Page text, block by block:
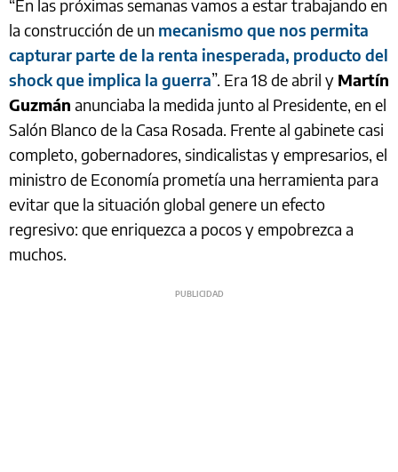
“En las próximas semanas vamos a estar trabajando en
la construcción de un mecanismo que nos permita
capturar parte de la renta inesperada, producto del
shock que implica la guerra”. Era 18 de abril y Martín
Guzmán anunciaba la medida junto al Presidente, en el
Salón Blanco de la Casa Rosada. Frente al gabinete casi
completo, gobernadores, sindicalistas y empresarios, el
ministro de Economía prometía una herramienta para
evitar que la situación global genere un efecto
regresivo: que enriquezca a pocos y empobrezca a
muchos.